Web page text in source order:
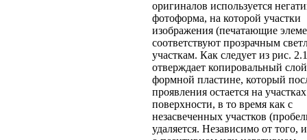
оригиналов используется
фотоформа, на которой участки
изображения (печатающие
соответствуют прозрачным
участкам. Как следует из рис.
отверждает копировальный
формной пластине, который
проявления остается на
поверхности, в то время как с
незасвеченных участков
удаляется. Независимо от того,